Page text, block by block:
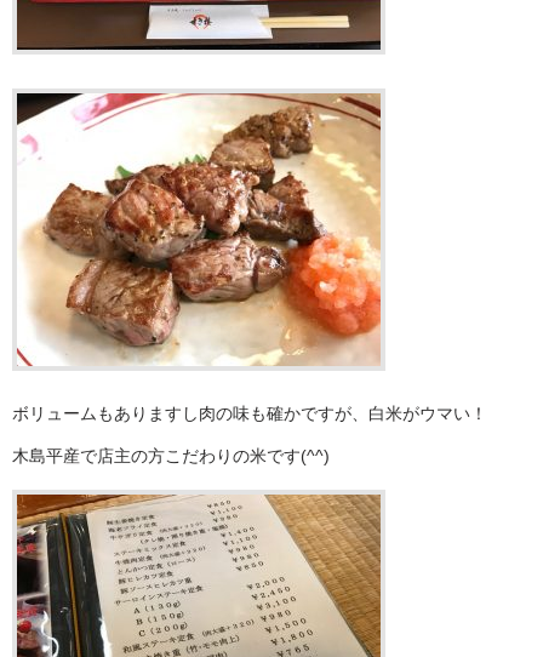
ボリュームもありますし肉の味も確かですが、白米がウマい！
木島平産で店主の方こだわりの米です(^^)